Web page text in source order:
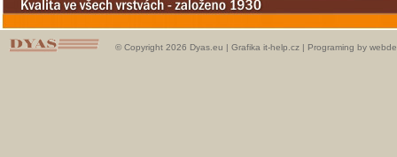
© Copyright 2026 Dyas.eu | Grafika it-help.cz | Programing by